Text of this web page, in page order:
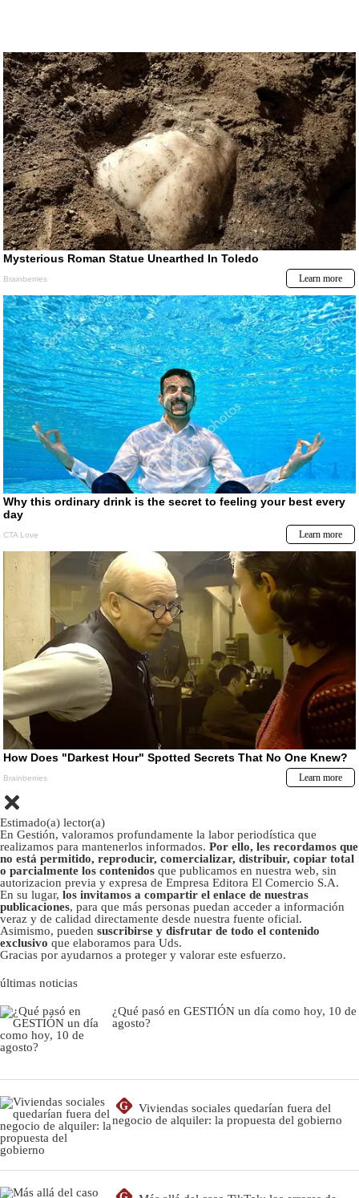
Estimado(a) lector(a)
En Gestión, valoramos profundamente la labor periodística que
realizamos para mantenerlos informados. Por ello, les recordamos que
no está permitido, reproducir, comercializar, distribuir, copiar total
o parcialmente los contenidos que publicamos en nuestra web, sin
autorizacion previa y expresa de Empresa Editora El Comercio S.A.
En su lugar, los invitamos a compartir el enlace de nuestras
publicaciones, para que más personas puedan acceder a información
veraz y de calidad directamente desde nuestra fuente oficial.
Asimismo, pueden suscribirse y disfrutar de todo el contenido
exclusivo que elaboramos para Uds.
Gracias por ayudarnos a proteger y valorar este esfuerzo.
últimas noticias
¿Qué pasó en GESTIÓN un día como hoy, 10 de
agosto?
G
Viviendas sociales quedarían fuera del
negocio de alquiler: la propuesta del gobierno